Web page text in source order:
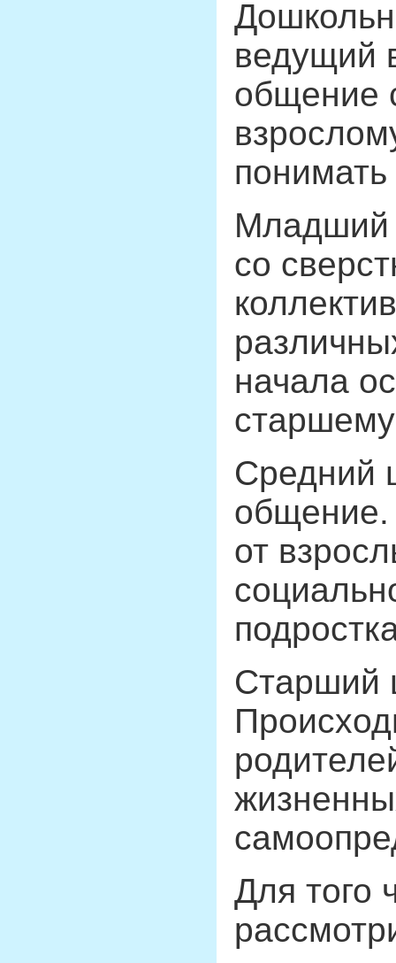
ведущий
общение
понимать
Младший
со
начала
старшему
Средний
общение.
от
Старший
Для того